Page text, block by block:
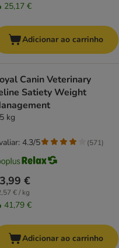
25,17 €
Adicionar ao carrinho
Canin Veterinary
Satiety Weight
kg
€
€ / kg
41,79 €
4.3/5 (571)
Adicionar ao carrinho